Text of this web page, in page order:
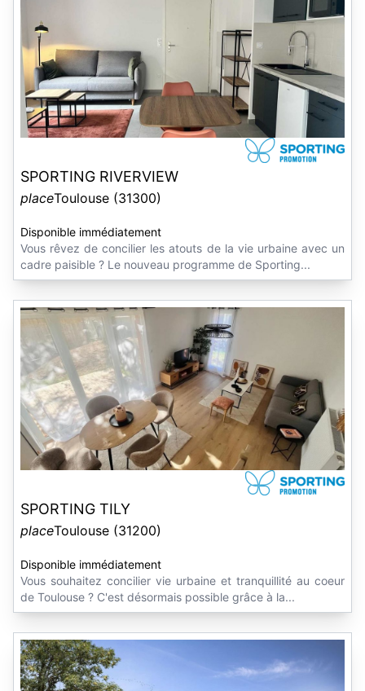
SPORTING RIVERVIEW
placeToulouse (31300)
Disponible immédiatement
Vous rêvez de concilier les atouts de la vie urbaine avec un
cadre paisible ? Le nouveau programme de Sporting...
SPORTING TILY
placeToulouse (31200)
Disponible immédiatement
Vous souhaitez concilier vie urbaine et tranquillité au coeur
de Toulouse ? C'est désormais possible grâce à la...